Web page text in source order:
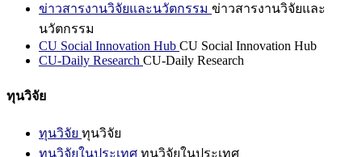
ข่าวสารงานวิจัยและนวัตกรรม ข่าวสารงานวิจัยและ
นวัตกรรม
CU Social Innovation Hub CU Social Innovation Hub
CU-Daily Research CU-Daily Research
ทุนวิจัย
ทุนวิจัย ทุนวิจัย
ทุนวิจัยในประเทศ ทุนวิจัยในประเทศ